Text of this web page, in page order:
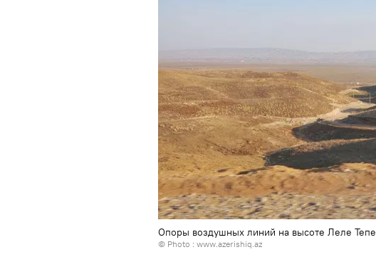
Опоры воздушных линий на высоте Леле Тепе
© Photo : www.azerishiq.az